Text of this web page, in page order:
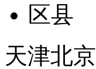
区县
天津北京